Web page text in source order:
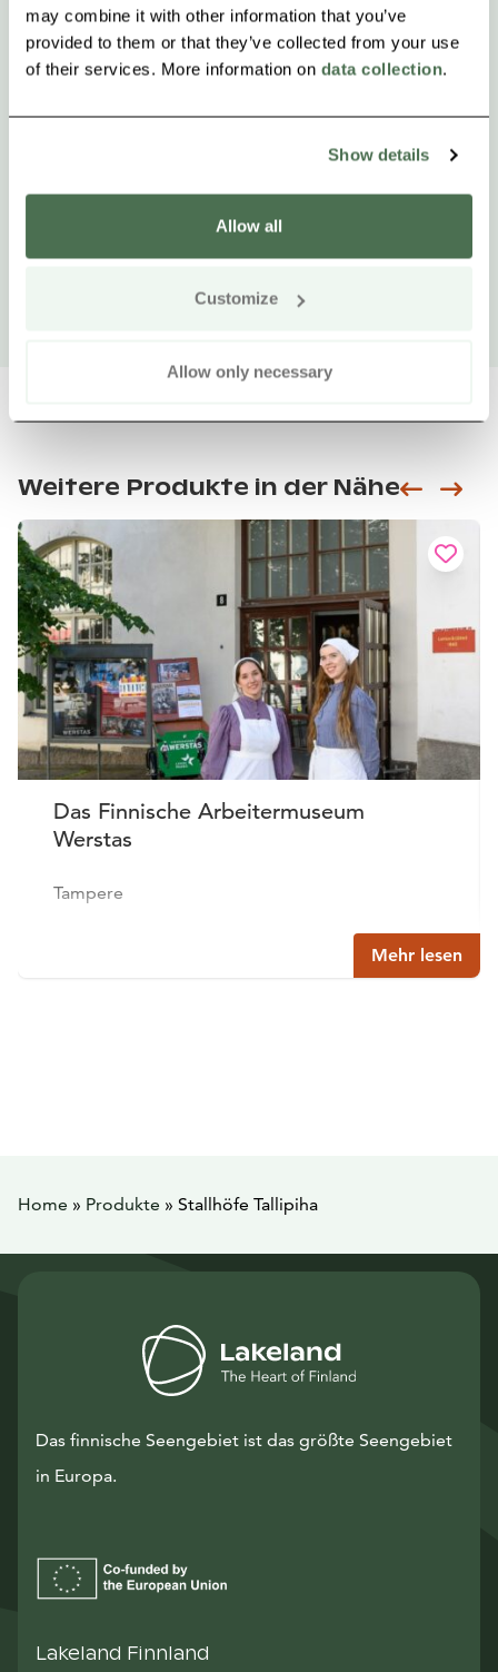
may combine it with other information that you’ve
provided to them or that they’ve collected from your use
of their services. More information on data collection.
Show details
Allow all
Customize
Allow only necessary
Weitere Produkte in der Nähe
Das Finnische Arbeitermuseum
Werstas
Tampere
Mehr lesen
Siirry
Home » Produkte » Stallhöfe Tallipiha
Das finnische Seengebiet ist das größte Seengebiet
in Europa.
Lakeland Finnland